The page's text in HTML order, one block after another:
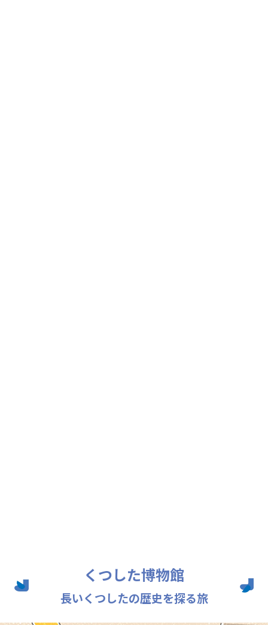
くつした博物館
長いくつしたの歴史を探る旅